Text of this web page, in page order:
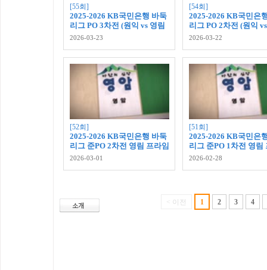
[55회]
2025-2026 KB국민은행 바둑
리그 PO 3차전 (원익 vs 영림
프라임창호) (1부)
2026-03-23
[54회]
2025-2026 KB국민은
리그 PO 2차전 (원익
프라임창호)
2026-03-22
[52회]
2025-2026 KB국민은행 바둑
리그 준PO 2차전 영림 프라임
창호 vs 한옥마을 전주 (1부)
2026-03-01
[51회]
2025-2026 KB국민은
리그 준PO 1차전 영림
창호 vs 한옥마을 전주
2026-02-28
< 이전 1 2 3 4